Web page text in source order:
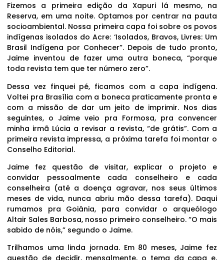
Fizemos a primeira edição da Xapuri lá mesmo, na
Reserva, em uma noite. Optamos por centrar na pauta
socioambiental. Nossa primeira capa foi sobre os povos
indígenas isolados do Acre: ‘Isolados, Bravos, Livres: Um
Brasil Indígena por Conhecer”. Depois de tudo pronto,
Jaime inventou de fazer uma outra boneca, “porque
toda revista tem que ter número zero”.
Dessa vez finquei pé, ficamos com a capa indígena.
Voltei pra Brasília com a boneca praticamente pronta e
com a missão de dar um jeito de imprimir. Nos dias
seguintes, o Jaime veio pra Formosa, pra convencer
minha irmã Lúcia a revisar a revista, “de grátis”. Com a
primeira revista impressa, a próxima tarefa foi montar o
Conselho Editorial.
Jaime fez questão de visitar, explicar o projeto e
convidar pessoalmente cada conselheiro e cada
conselheira (até a doença agravar, nos seus últimos
meses de vida, nunca abriu mão dessa tarefa). Daqui
rumamos pra Goiânia, para convidar o arqueólogo
Altair Sales Barbosa, nosso primeiro conselheiro. “O mais
sabido de nóis,” segundo o Jaime.
Trilhamos uma linda jornada. Em 80 meses, Jaime fez